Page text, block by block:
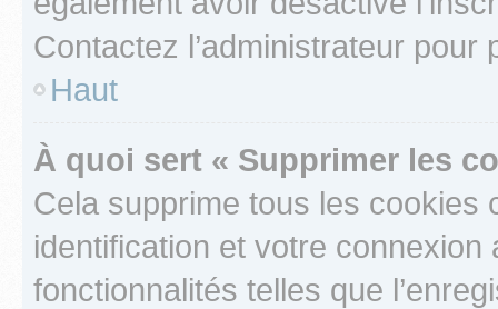
Contactez l’administrateur
Haut
À quoi sert « Supprimer les
Cela supprime tous les cookies
identification et votre
fonctionnalités telles que